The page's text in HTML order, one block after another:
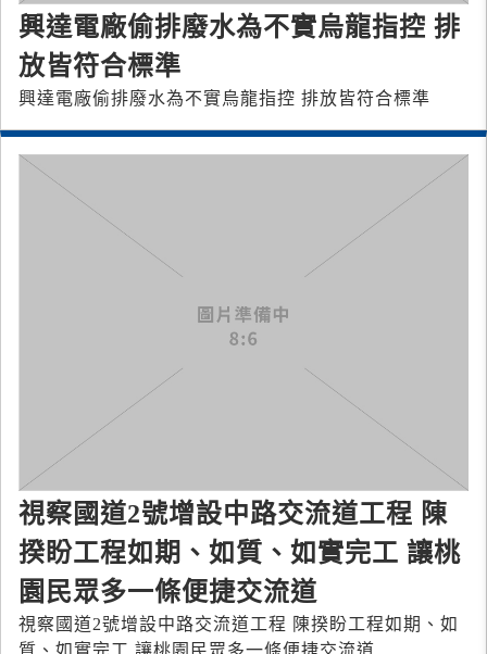
興達電廠偷排廢水為不實烏龍指控 排
放皆符合標準
興達電廠偷排廢水為不實烏龍指控 排放皆符合標準
視察國道2號增設中路交流道工程 陳
揆盼工程如期、如質、如實完工 讓桃
園民眾多一條便捷交流道
視察國道2號增設中路交流道工程 陳揆盼工程如期、如